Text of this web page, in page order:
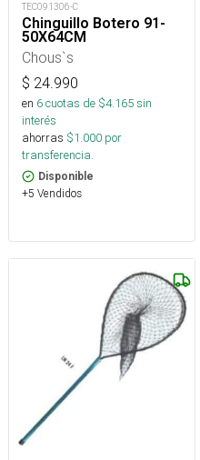
TEC091306-C
Chinguillo Botero 91-
50X64CM
Chous`s
$ 24.990
en 6cuotas de $4.165sin
interés
ahorras $1.000 por
transferencia.
Disponible
+5 Vendidos